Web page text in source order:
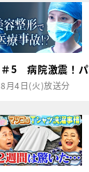
＃5 病院激震！
8月4日(火)放送分